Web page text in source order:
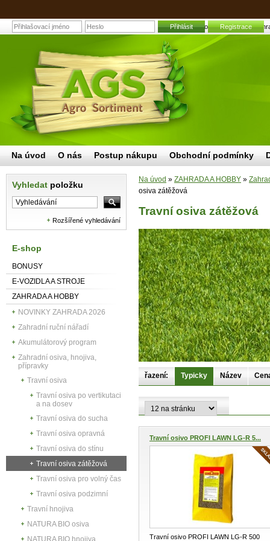
Travní osiva zátěžová |
Přihlásit Registrace
Vyhledat položku
Rozšířené vyhledávání
E-shop
BONUSY
E-VOZIDLA A STROJE
ZAHRADA A HOBBY
NOVINKY ZAHRADA 2026
Zahradní ruční nářadí
Akumulátorový program
Zahradní osiva, hnojiva,
přípravky
Travní osiva
Travní osiva po vertikutaci
a na dosev
Travní osiva do sucha
Travní osiva opravná
Travní osiva do stínu
Travní osiva zátěžová
Travní osiva pro volný čas
Travní osiva podzimní
Travní hnojiva
NATURA BIO osiva
NATURA BIO hnojiva
Na úvod » ZAHRADA A HOBBY »
osiva zátěžová
Travní osiva zátěžová
řazení: Typicky Název
Travní osivo PROFI LAWN LG-R 5...
Travní osivo PROFI LAWN LG-R 500
Na úvod O nás Postup nákupu Obchodní podmínky